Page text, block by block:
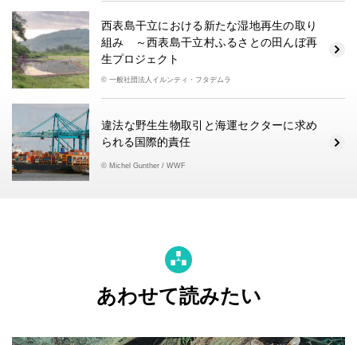
西表島干立における新たな湿地再生の取り
組み ～西表島干立村ふるさとの田んぼ再
生プロジェクト
© 一般社団法人イルンティ・フタデムラ
違法な野生生物取引と海運セクターに求め
られる国際的責任
© Michel Gunther / WWF
あわせて読みたい